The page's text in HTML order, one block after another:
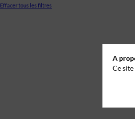
Effacer tous les filtres
A
Ce